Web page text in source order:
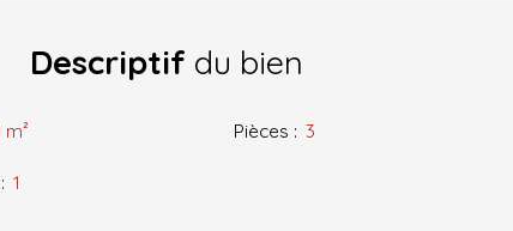
Descriptif du bien
m² Pièces : 3
: 1